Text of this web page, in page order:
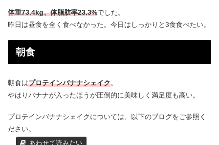
体重73.4kg、体脂肪率23.3%でした。
昨日は昼食を全く食べなかった。今日はしっかりと3食食べたい。
朝食
朝食はプロテインバナナシェイク。
やはりバナナが入ったほうが圧倒的に美味しく満足度も高い。
プロテインバナナシェイクについては、以下のブログをご参照く
ださい。